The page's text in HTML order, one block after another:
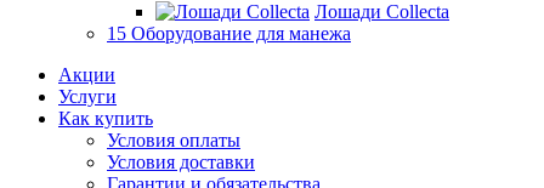
Лошади Collecta
15 Оборудование для манежа
Акции
Услуги
Как купить
Условия оплаты
Условия доставки
Гарантии и обязательства